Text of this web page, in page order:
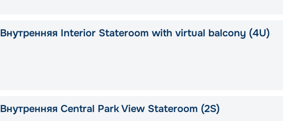
Внутренняя Interior Stateroom with virtual balcony (4U)
Внутренняя Central Park View Stateroom (2S)